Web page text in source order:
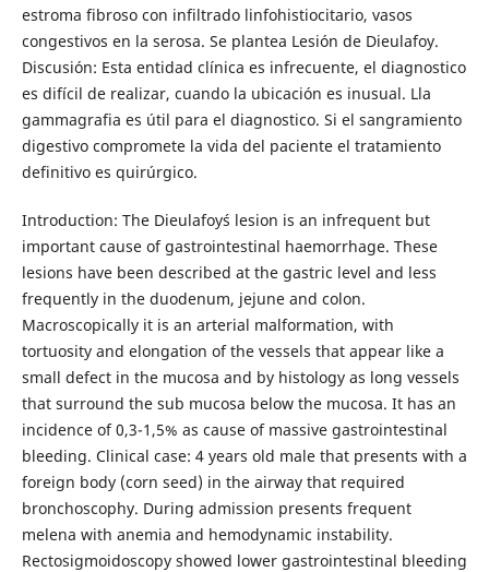
estroma fibroso con infiltrado linfohistiocitario, vasos
congestivos en la serosa. Se plantea Lesión de Dieulafoy.
Discusión: Esta entidad clínica es infrecuente, el diagnostico
es difícil de realizar, cuando la ubicación es inusual. Lla
gammagrafia es útil para el diagnostico. Si el sangramiento
digestivo compromete la vida del paciente el tratamiento
definitivo es quirúrgico.
Introduction: The Dieulafoy´s lesion is an infrequent but
important cause of gastrointestinal haemorrhage. These
lesions have been described at the gastric level and less
frequently in the duodenum, jejune and colon.
Macroscopically it is an arterial malformation, with
tortuosity and elongation of the vessels that appear like a
small defect in the mucosa and by histology as long vessels
that surround the sub mucosa below the mucosa. It has an
incidence of 0,3-1,5% as cause of massive gastrointestinal
bleeding. Clinical case: 4 years old male that presents with a
foreign body (corn seed) in the airway that required
bronchoscophy. During admission presents frequent
melena with anemia and hemodynamic instability.
Rectosigmoidoscopy showed lower gastrointestinal bleeding